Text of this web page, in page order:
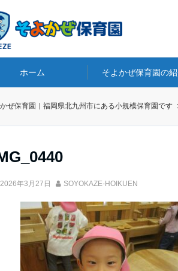
ホーム そよかぜ保育園の
ぜ保育園｜福岡県北九州市にある小規模保育園です
2026年3月27日 SOYOKAZE-HOIKUEN